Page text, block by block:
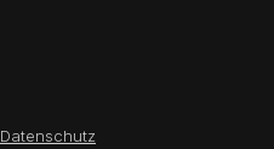
Datenschutz